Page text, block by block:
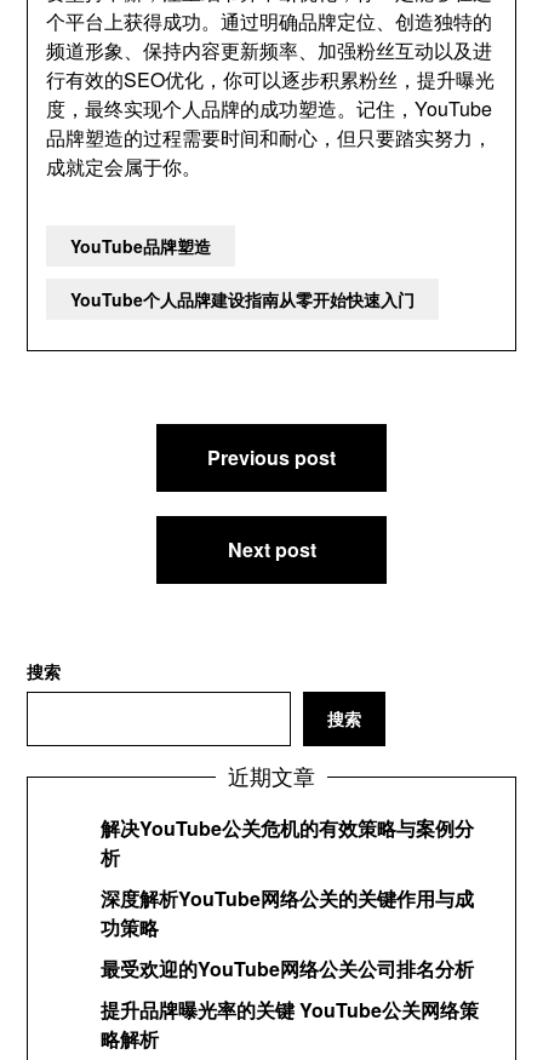
个平台上获得成功。通过明确品牌定位、创造独特的
频道形象、保持内容更新频率、加强粉丝互动以及进
行有效的SEO优化，你可以逐步积累粉丝，提升曝光
度，最终实现个人品牌的成功塑造。记住，YouTube
品牌塑造的过程需要时间和耐心，但只要踏实努力，
成就定会属于你。
YouTube品牌塑造
YouTube个人品牌建设指南从零开始快速入门
Previous post
Next post
搜索
搜索
近期文章
解决YouTube公关危机的有效策略与案例分
析
深度解析YouTube网络公关的关键作用与成
功策略
最受欢迎的YouTube网络公关公司排名分析
提升品牌曝光率的关键 YouTube公关网络策
略解析